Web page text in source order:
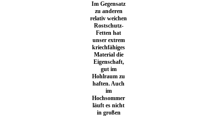
Im Gegensatz
zu anderen
relativ weichen
Rostschutz-
Fetten hat
unser extrem
kriechfähiges
Material die
Eigenschaft,
gut im
Hohlraum zu
haften. Auch
im
Hochsommer
läuft es nicht
in großen